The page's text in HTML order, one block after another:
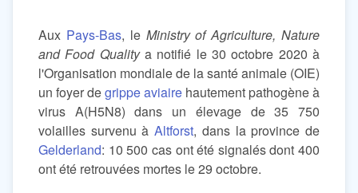
Aux Pays-Bas, le Ministry of Agriculture, Nature
and Food Qualitya notifié le 30 octobre 2020 à
l'Organisation mondiale de la santé animale (OIE)
un foyer degrippe aviaire hautement pathogène à
virus A(H5N8) dans un élevage de 35 750
volailles survenu àAltforst, dans la province de
Gelderland: 10 500 cas ont été signalés dont 400
ont été retrouvées mortes le 29 octobre.